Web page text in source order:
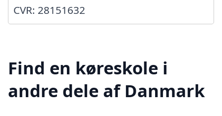
CVR: 28151632
Find en køreskole i
andre dele af Danmark